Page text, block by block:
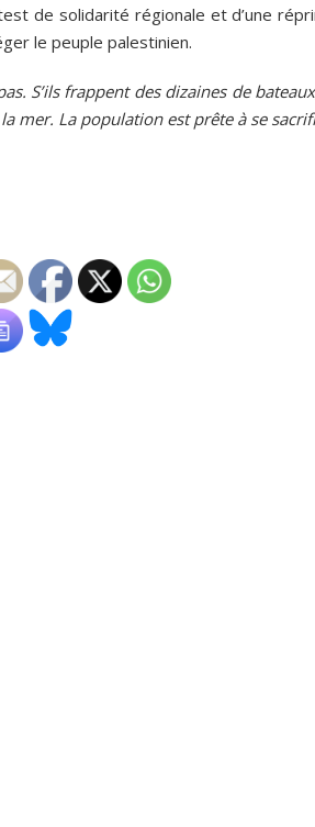
de solidarité régionale et d’une
le peuple palestinien.
S’ils frappent des dizaines de
mer. La population est prête à se